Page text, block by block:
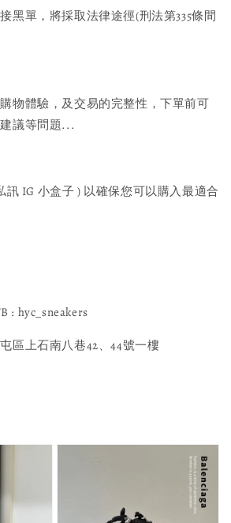
黑單，將採取法律途徑(刑法第335條間
物體驗，及交易的完整性，下單前可
議等問題...
訊 IG 小盒子 ) 以確保您可以購入最適合
: hyc_sneakers
區上石南八巷42、44號一樓